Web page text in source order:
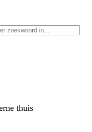
thuis